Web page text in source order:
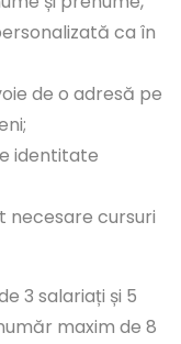
ca în
de o adresă pe
identitate
necesare cursuri
3 salariați și 5
maxim de 8